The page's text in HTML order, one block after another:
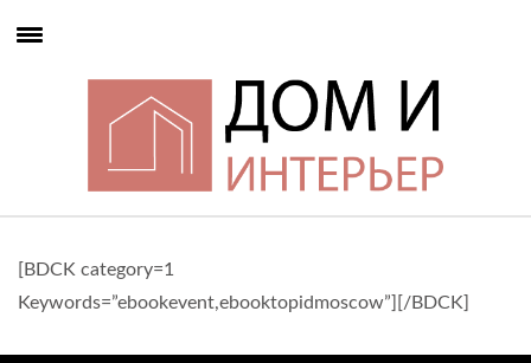
[BDCK category=1
Keywords=”ebookevent,ebooktopidmoscow”][/BDCK]